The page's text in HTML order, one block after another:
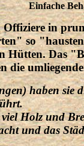
Einfache
in
so
Hütten. Das
die
haben sie
Holz und
und das